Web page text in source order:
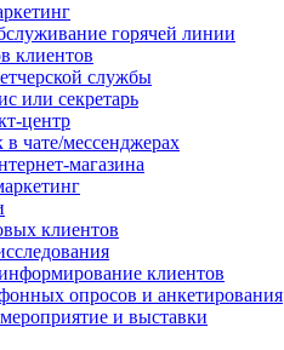
горячей линии
клиентов
службы
или секретарь
центр
в чате/мессенджерах
магазина
клиентов
клиентов
опросов и анкетирования
и выставки